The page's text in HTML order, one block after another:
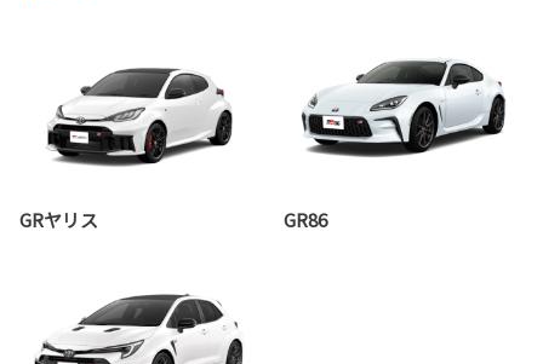
GRヤリス GR86